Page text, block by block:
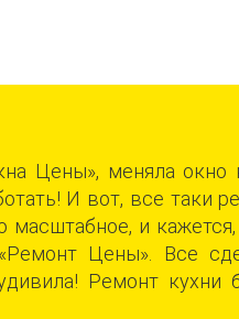
Цены», меняла окно
И вот, все таки
и кажется,
Цены». Все
Ремонт кухни